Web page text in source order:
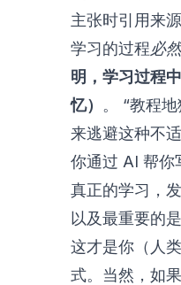
主张时引用来
学习的过程必然
明，学习过程
忆） 。 “教程
来逃避这种不
你通过 AI 帮你
真正的学习，
以及最重要的是
这才是你（人
式。当然，如